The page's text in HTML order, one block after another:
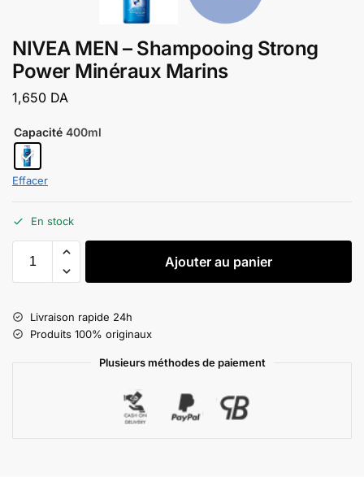
NIVEA MEN – Shampooing Strong
Power Minéraux Marins
1,650 DA
Capacité 400ml
Effacer
En stock
Ajouter au panier
Livraison rapide 24h
Produits 100% originaux
Plusieurs méthodes de paiement